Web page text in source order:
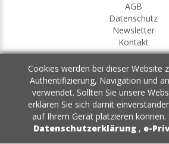
AGB
Datenschutz
Newsletter
Kontakt
Cookies werden bei dieser Website
Authentifizierung, Navigation und
verwendet. Sollten Sie unsere
erklären Sie sich damit
auf Ihrem Gerät platzieren können.
Datenschutzerklärung , e-